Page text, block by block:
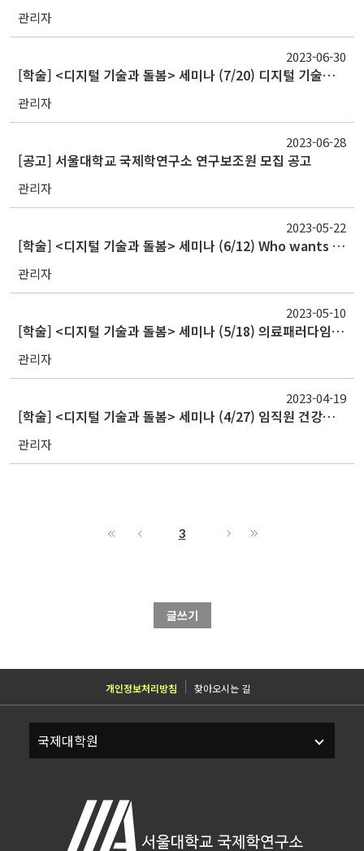
관리자
[학술] <디지털 기술과 돌봄> 세미나 (7/20) 디지털 기술과 돌봄: 현장의 시선을 중심으로 (Digital Technology and Care Work: Perspectives from the Field)
관리자
2023-06-30
[공고] 서울대학교 국제학연구소 연구보조원 모집 공고
관리자
2023-06-28
[학술] <디지털 기술과 돌봄> 세미나 (6/12) Who wants a “smart wife”? 유럽에서의 성별 및 교육 수준에 따른 가사노동 테크놀로지 사용 의향 차이 (Who wants a "smart wife?
관리자
2023-05-22
[학술] <디지털 기술과 돌봄> 세미나 (5/18) 의료패러다임 변화와 디지털 헬스 (Changing the Medical Paradigm and Digital Health)
관리자
2023-05-10
[학술] <디지털 기술과 돌봄> 세미나 (4/27) 임직원 건강관리가 디지털 플랫폼 하나로 해결된다면? (The Future of Employee Health Management: A Single Digital Pla
관리자
2023-04-19
3
글쓰기
개인정보처리방침 찾아오시는 길